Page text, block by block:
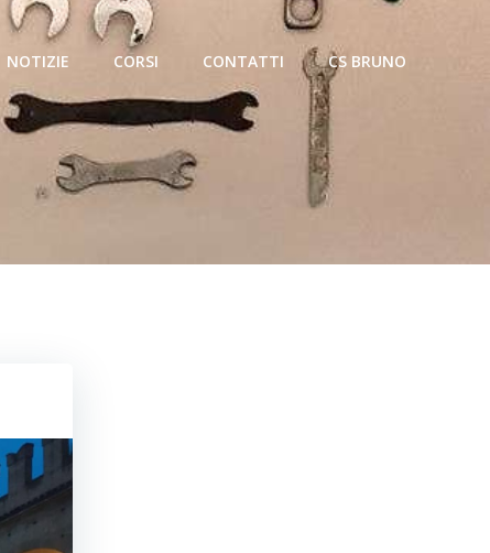
NOTIZIE CORSI CONTATTI CS BRUNO